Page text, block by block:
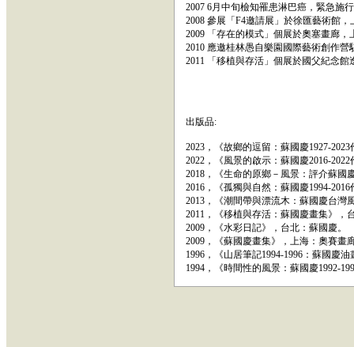
2007 6月中旬檢知罹患淋巴癌，緊急施
2008 參展「F4邀請展」於徐匯藝術館，
2009 「存在的模式」個展於奧塞畫廊，
2010 應邀桂林愚自樂園國際藝術創作
2011 「移植與存活」個展於國父紀念館
出版品:
2023，《故鄉的逗留：蘇國慶1927-
2022，《風景的啟示：蘇國慶2016-
2018，《生命的原鄉－風景：評介蘇國
2016，《孤獨與自然：蘇國慶1994-
2013，《潮間帶與漂流木：蘇國慶台灣
2011，《移植與存活：蘇國慶畫集》，
2009，《水彩日記》，台北：蘇國慶。
2009，《蘇國慶畫集》，上海：奧賽畫
1996，《山居筆記1994-1996：蘇國慶
1994，《時間性的風景：蘇國慶1992-